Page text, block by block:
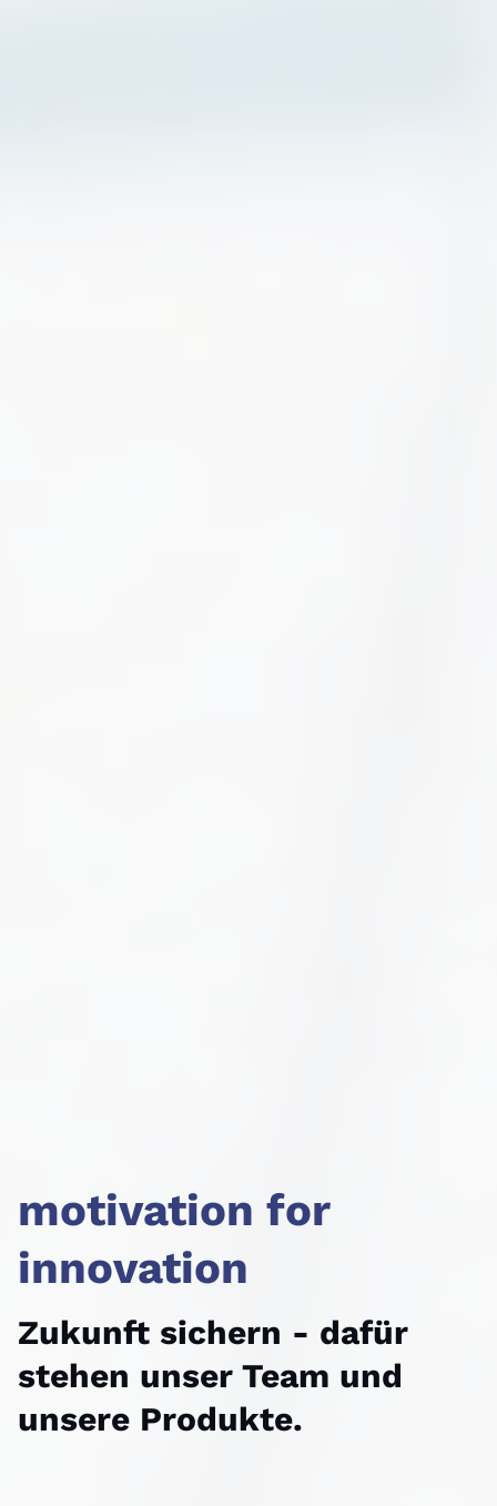
motivation for
innovation
Zukunft sichern - dafür
stehen unser Team und
unsere Produkte.